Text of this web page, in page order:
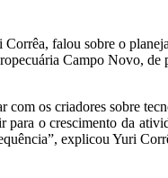
falou sobre o
Campo Novo,
os criadores sobre
o crescimento da
explicou Yuri